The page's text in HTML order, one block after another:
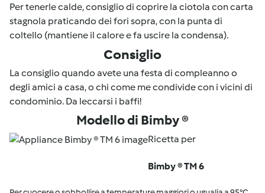
Per tenerle calde, consiglio di coprire la ciotola con carta
stagnola praticando dei fori sopra, con la punta di
coltello (mantiene il calore e fa uscire la condensa).
Consiglio
La consiglio quando avete una festa di compleanno o
degli amici a casa, o chi come me condivide con i vicini di
condominio. Da leccarsi i baffi!
Modello di Bimby ®
Ricetta per
Bimby ® TM 6